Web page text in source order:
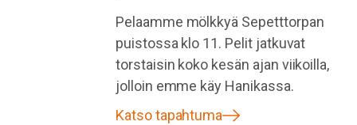
Pelaamme mölkkyä Sepetttorpan
puistossa klo 11. Pelit jatkuvat
torstaisin koko kesän ajan viikoilla,
jolloin emme käy Hanikassa.
Katso tapahtuma